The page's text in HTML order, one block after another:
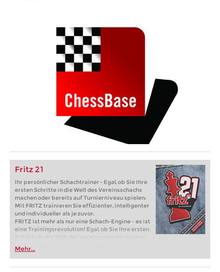
Fritz 21
Ihr persönlicher Schachtrainer - Egal, ob Sie Ihre
ersten Schritte in die Welt des Vereinsschachs
machen oder bereits auf Turnierniveau spielen:
Mit FRITZ trainieren Sie effizienter, intelligenter
und individueller als je zuvor.
FRITZ ist mehr als nur eine Schach-Engine – es ist
eine Trainingsrevolution! Egal, ob Sie Ihre ersten
Schritte in die Welt des Vereinsschachs machen
oder bereits auf Turnierniveau spielen: Mit
FRITZ trainieren Sie effizienter, intelligenter und
individueller als je zuvor.
Mehr...